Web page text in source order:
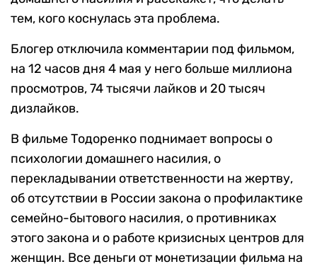
тем, кого коснулась эта проблема.
Блогер отключила комментарии под фильмом,
на 12 часов дня 4 мая у него больше миллиона
просмотров, 74 тысячи лайков и 20 тысяч
дизлайков.
В фильме Тодоренко поднимает вопросы о
психологии домашнего насилия, о
перекладывании ответственности на жертву,
об отсутствии в России закона о профилактике
семейно-бытового насилия, о противниках
этого закона и о работе кризисных центров для
женщин. Все деньги от монетизации фильма на